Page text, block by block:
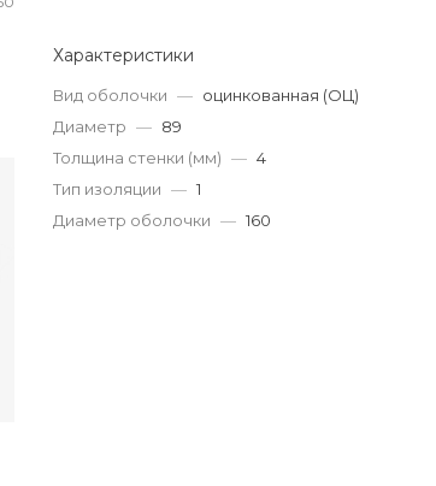
Характеристики
Вид оболочки — оцинкованная (ОЦ)
Диаметр — 89
Толщина стенки (мм) — 4
Тип изоляции — 1
Диаметр оболочки — 160